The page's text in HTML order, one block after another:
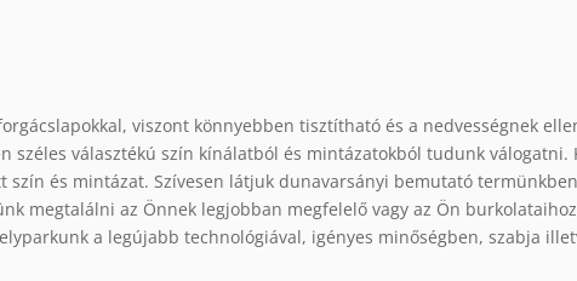
viszont könnyebben tisztítható és a nedvességnek
választékú szín kínálatból és mintázatokból tudunk válogatni.
és mintázat. Szívesen látjuk dunavarsányi bemutató
megtalálni az Önnek legjobban megfelelő vagy az Ön
a legújabb technológiával, igényes minőségben, szabja